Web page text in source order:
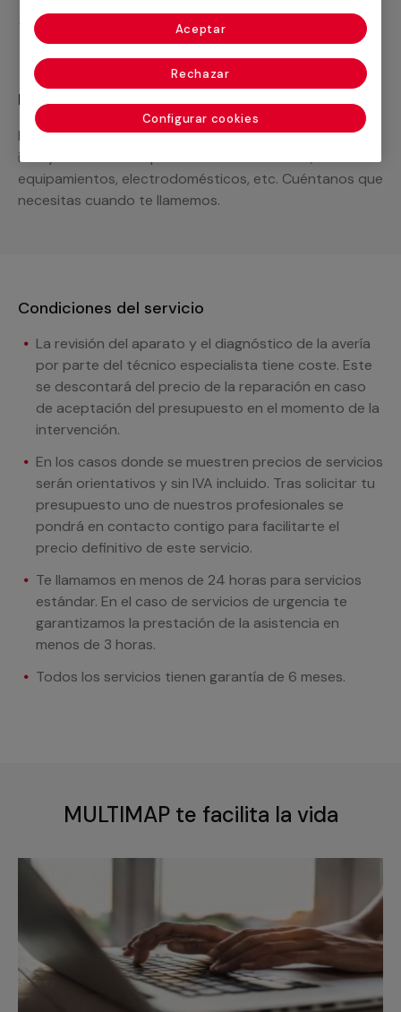
Recuerda que en MULTIMAP
Podemos ofrecer cualquier servicio a medida
incluyendo todo lo que necesites: materiales,
equipamientos, electrodomésticos, etc. Cuéntanos que
necesitas cuando te llamemos.
Condiciones del servicio
La revisión del aparato y el diagnóstico de la avería
por parte del técnico especialista tiene coste. Este
se descontará del precio de la reparación en caso
de aceptación del presupuesto en el momento de la
intervención.
En los casos donde se muestren precios de servicios
serán orientativos y sin IVA incluido. Tras solicitar tu
presupuesto uno de nuestros profesionales se
pondrá en contacto contigo para facilitarte el
precio definitivo de este servicio.
Te llamamos en menos de 24 horas para servicios
estándar. En el caso de servicios de urgencia te
garantizamos la prestación de la asistencia en
menos de 3 horas.
Todos los servicios tienen garantía de 6 meses.
MULTIMAP te facilita la vida
Configurar cookies
Rechazar
Aceptar